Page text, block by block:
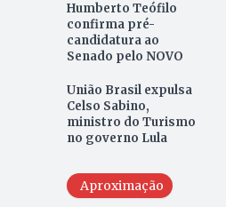
Humberto Teófilo
confirma pré-
candidatura ao
Senado pelo NOVO
União Brasil expulsa
Celso Sabino,
ministro do Turismo
no governo Lula
Aproximação